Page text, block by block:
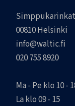
00810 Helsinki
info@waltic.fi
020 755 8920
Ma - Pe klo 10 -
La klo 09 - 15